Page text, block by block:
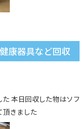
康器具など回収
本日回収した物はソフ
頂きました